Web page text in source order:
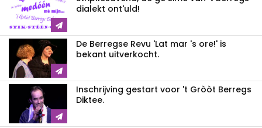
dialekt ont'uld!
De Berregse Revu 'Lat mar 's ore!' is
bekant uitverkocht.
Inschrijving gestart voor 't Gròòt Berregs
Diktee.